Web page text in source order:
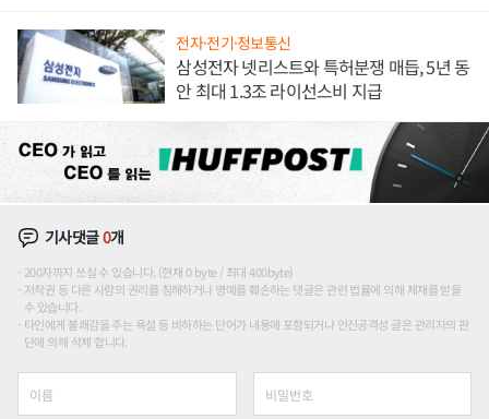
전자·전기·정보통신
삼성전자 넷리스트와 특허분쟁 매듭, 5년 동
안 최대 1.3조 라이선스비 지급
기사댓글0개
200자까지 쓰실 수 있습니다. (현재 0 byte / 최대 400byte)
저작권 등 다른 사람의 권리를 침해하거나 명예를 훼손하는 댓글은 관련 법률에 의해 제재를 받을
수 있습니다.
타인에게 불쾌감을 주는 욕설 등 비하하는 단어가 내용에 포함되거나 인신공격성 글은 관리자의 판
단에 의해 삭제 합니다.